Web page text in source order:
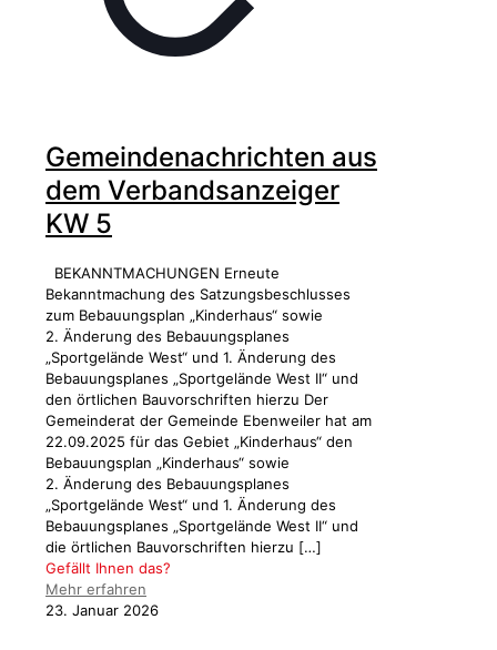
Gemeindenachrichten aus
dem Verbandsanzeiger
KW 5
BEKANNTMACHUNGEN Erneute
Bekanntmachung des Satzungsbeschlusses
zum Bebauungsplan „Kinderhaus“ sowie
2. Änderung des Bebauungsplanes
„Sportgelände West“ und 1. Änderung des
Bebauungsplanes „Sportgelände West II“ und
den örtlichen Bauvorschriften hierzu Der
Gemeinderat der Gemeinde Ebenweiler hat am
22.09.2025 für das Gebiet „Kinderhaus“ den
Bebauungsplan „Kinderhaus“ sowie
2. Änderung des Bebauungsplanes
„Sportgelände West“ und 1. Änderung des
Bebauungsplanes „Sportgelände West II“ und
die örtlichen Bauvorschriften hierzu […]
Gefällt Ihnen das?
Mehr erfahren
23. Januar 2026